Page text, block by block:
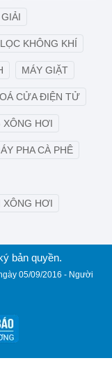
KHÔNG KHÍ
MÁY GIẶT
CỬA ĐIỆN TỬ
XÔNG HƠI
PHA CÀ PHÊ
XÔNG HƠI
bản quyền.
05/09/2016 - Người